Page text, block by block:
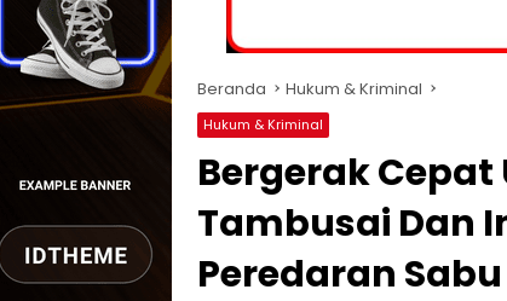
Beranda Hukum & Kriminal
Hukum & Kriminal
Bergerak Cepat
Tambusai Dan
Peredaran